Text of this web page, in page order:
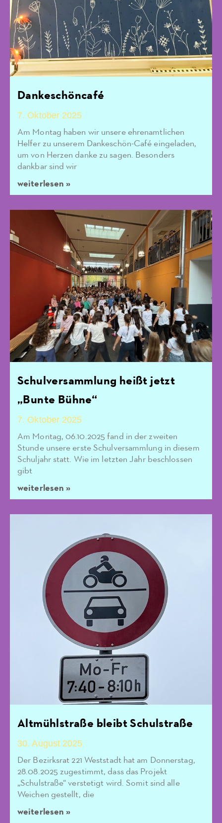
Dankeschöncafé
7. Oktober 2025
Am Montag haben wir unsere ehrenamtlichen
Helfer zu unserem Dankeschön-Café eingeladen,
um von Herzen danke zu sagen. Besonders
dankbar sind wir
weiterlesen »
Schulversammlung heißt jetzt
„Bunte Bühne“
7. Oktober 2025
Am Montag, 06.10.2025 fand in der zweiten
Stunde unsere erste Schulversammlung in diesem
Schuljahr statt. Wie im letzten Jahr beschlossen
gibt
weiterlesen »
Altmühlstraße bleibt Schulstraße
30. August 2025
Der Bezirksrat 221 Weststadt hat am Donnerstag,
28.08.2025 zugestimmt, dass das Projekt
„Schulstraße“ verstetigt wird. Somit sind alle
Weichen gestellt, die
weiterlesen »